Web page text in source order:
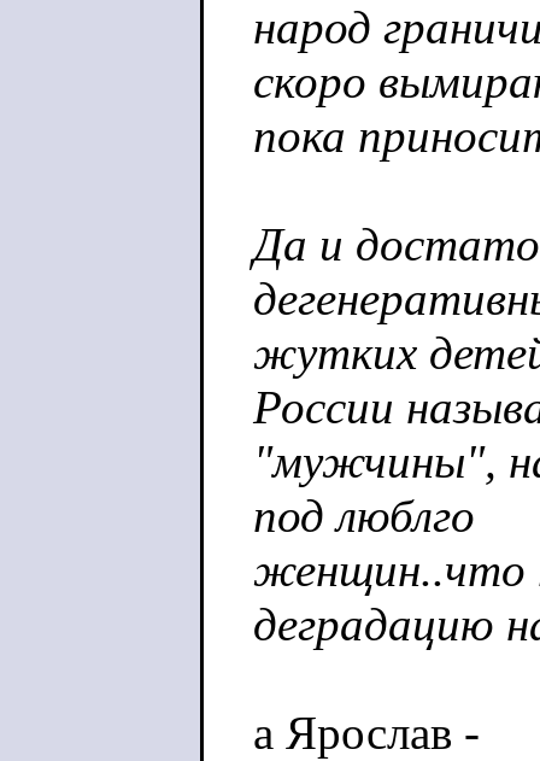
народ
скоро
пока
Да и
жутких
России
"мужчины",
под люблго
женщин..что
деградацию
а Ярослав -